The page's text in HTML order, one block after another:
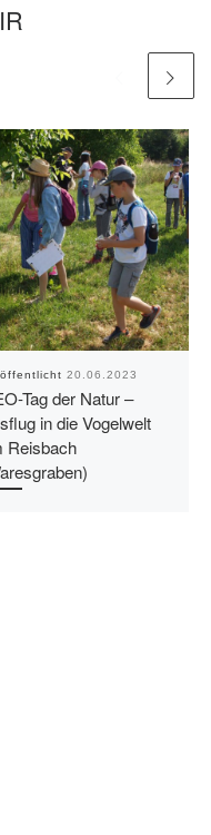
20.06.2023
Tag der Natur –
in die Vogelwelt
Reisbach